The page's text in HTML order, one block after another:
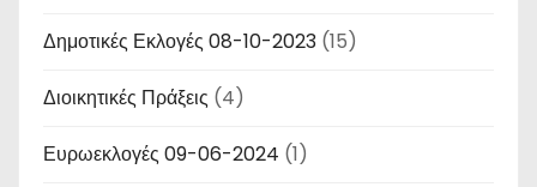
ο
ί
η
Δημοτικές Εκλογές 08-10-2023 (15)
Διοικητικές Πράξεις (4)
Ευρωεκλογές 09-06-2024 (1)